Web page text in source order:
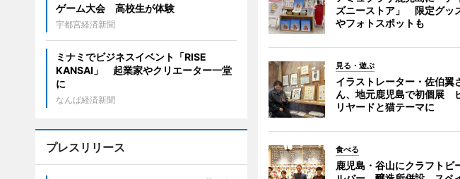
ズニーストア」 限定グッ
やフォトスポットも
見る・遊ぶ
イラストレーター・佐伯翼
ん、地元鹿児島で初個展
リヤードと猫テーマに
食べる
鹿児島・谷山にクラフトビ
ゲーム大会 高校生が体験
宇都宮経済新聞
ミナミでビジネスイベント「RISE
KANSAI」 起業家やクリエーター一堂
に
なんば経済新聞
プレスリリース